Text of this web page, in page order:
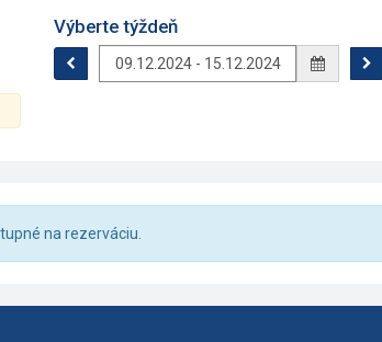
Výberte týždeň
na rezerváciu.